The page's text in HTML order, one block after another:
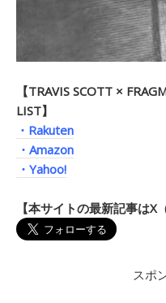
【TRAVIS SCOTT ×
LIST】
・Rakuten
・Amazon
・Yahoo!
【本サイトの最新記事は
スポ